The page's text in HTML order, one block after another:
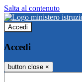
Salta al contenuto
Accedi
Accedi
button close ×